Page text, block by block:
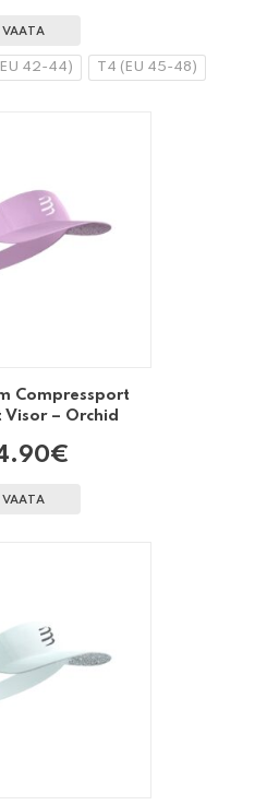
VAATA
42-44) T4 (EU 45-48)
Compressport
– Orchid
€
VAATA